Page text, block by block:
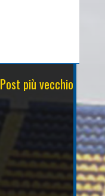
Post più vecchio